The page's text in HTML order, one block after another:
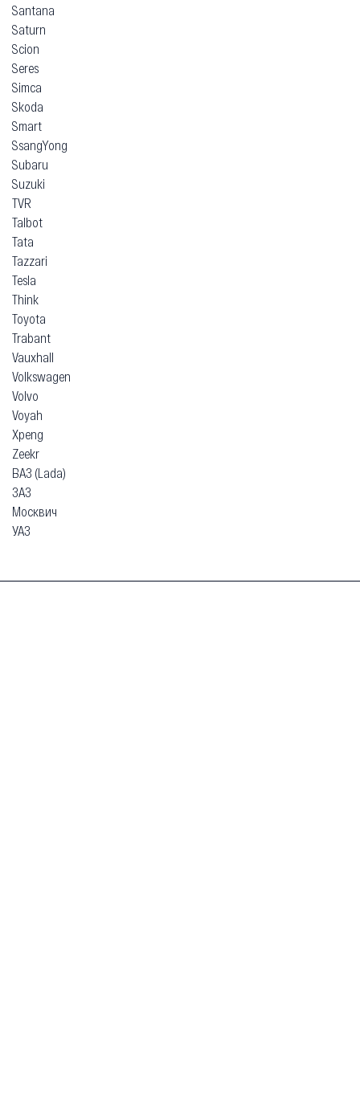
Santana
Saturn
Scion
Seres
Simca
Skoda
Smart
SsangYong
Subaru
Suzuki
TVR
Talbot
Tata
Tazzari
Tesla
Think
Toyota
Trabant
Vauxhall
Volkswagen
Volvo
Voyah
Xpeng
Zeekr
ВАЗ (Lada)
ЗАЗ
Москвич
УАЗ